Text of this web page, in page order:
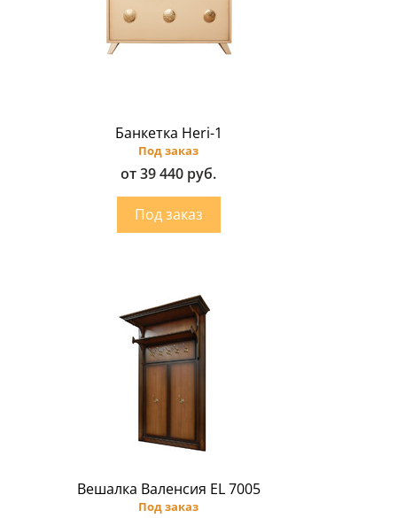
Банкетка Heri-1
Под заказ
от 39 440 руб.
Вешалка Валенсия EL 7005
Под заказ